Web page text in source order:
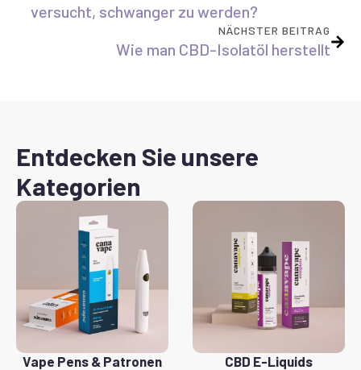
versucht, schwanger zu werden?
NÄCHSTER BEITRAG
Wie man CBD-Isolatöl herstellt
Entdecken Sie unsere
Kategorien
Vape Pens & Patronen CBD E-Liquids